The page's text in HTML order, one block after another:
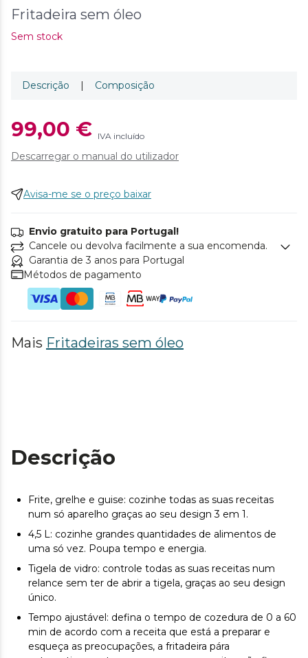
Fritadeira sem óleo
Sem stock
Descrição | Composição
99,00 € IVA incluído
Descarregar o manual do utilizador
Avisa-me se o preço baixar
Envio gratuito para Portugal!
Cancele ou devolva facilmente a sua encomenda.
Garantia de 3 anos para Portugal
Métodos de pagamento
Mais Fritadeiras sem óleo
Descrição
Frite, grelhe e guise: cozinhe todas as suas receitas
num só aparelho graças ao seu design 3 em 1.
4,5 L: cozinhe grandes quantidades de alimentos de
uma só vez. Poupa tempo e energia.
Tigela de vidro: controle todas as suas receitas num
relance sem ter de abrir a tigela, graças ao seu design
único.
Tempo ajustável: defina o tempo de cozedura de 0 a 60
min de acordo com a receita que está a preparar e
esqueça as preocupações, a fritadeira pára